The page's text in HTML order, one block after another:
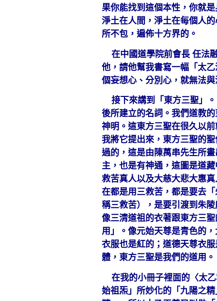
果你能找到這個本性，你就
淨土在人間，淨土在每個人
所不包，遍佈十方界的。
在中國道學院前會長 任法
他，請他幫我書寫一幅「太
個妄想心、分別心，就無法
接下來講到「東方三聖」。
後所建立的名詞。我們道教
神明。這東方三聖在很久以
我將它提出來，東方三聖的
過的，這是由陳萬串先生所
主，也是有神通，這圖是道
救苦真人以及大慈大悲大惠
在都是用三救苦，都是要去
稱三救苦），是要引渡到朱
像三清道祖的衣著跟東方三
用」。像元始天尊是青色的
衣服也是紅的；道德天尊衣
體，東方三聖是我們的道用。
在我的小冊子裡面的〈太乙
始祖炁」所妙化的「九陽之